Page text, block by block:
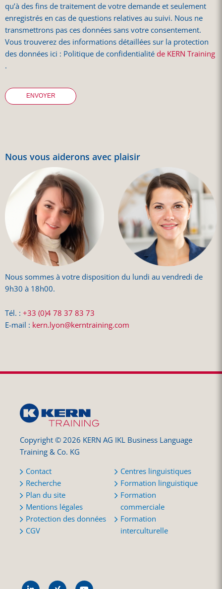
qu’à des fins de traitement de votre demande et seulement
enregistrés en cas de questions relatives au suivi. Nous ne
transmettrons pas ces données sans votre consentement.
Vous trouverez des informations détaillées sur la protection
des données ici : Politique de confidentialitéde KERN Training
.
Nous vous aiderons avec plaisir
Nous sommes à votre disposition du lundi au vendredi de
9h30 à 18h00.
Tél. : +33 (0)4 78 37 83 73
E-mail : kern.lyon@kerntraining.com
Copyright © 2026 KERN AG IKL Business Language
Training & Co. KG
Contact
Recherche
Plan du site
Mentions légales
Protection des données
CGV
Centres linguistiques
Formation linguistique
Formation
commerciale
Formation
interculturelle